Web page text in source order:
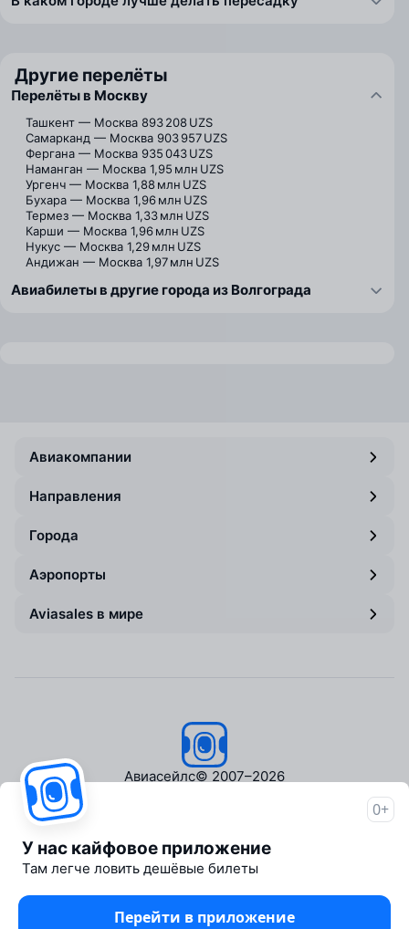
Другие перелёты
Перелёты в Москву
Ташкент — Москва 893 208 UZS
Самарканд — Москва 903 957 UZS
Фергана — Москва 935 043 UZS
Наманган — Москва 1,95 млн UZS
Ургенч — Москва 1,88 млн UZS
Бухара — Москва 1,96 млн UZS
Термез — Москва 1,33 млн UZS
Карши — Москва 1,96 млн UZS
Нукус — Москва 1,29 млн UZS
Андижан — Москва 1,97 млн UZS
Авиабилеты в другие города из Волгограда
Авиакомпании
Направления
Города
Аэропорты
Aviasales в мире
Авиасейлс© 2007–2026
Пресс‑центр
Travelpayouts
Партнёрская программа
Медиа Yo'lovchi
Трэвел‑медиа Aviasales.uz
0+
У нас кайфовое приложение
Там легче ловить дешёвые билеты
Перейти в приложение